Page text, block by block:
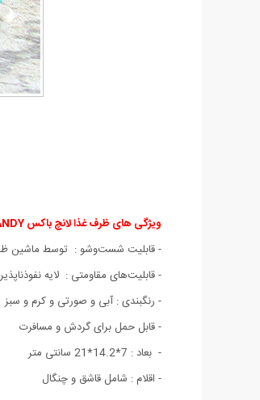
ویژگی های ظرف غذا لانچ باکس CANDY
- قابلیت شست‌وشو : توسط ماشین
- قابلیت‌های مقاومتی : لایه
- رنگبندی : آبی و صورتی و کرم و سبز
- قابل حمل برای گردش و مسافرت
- بعاد : 7*14.2*21 سانتی متر
- اقلام : شامل قاشق و چنگال